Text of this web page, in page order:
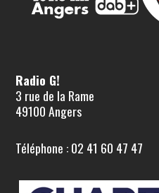
Radio G!
3 rue de la Rame
49100 Angers
Téléphone : 02 41 60 47 47